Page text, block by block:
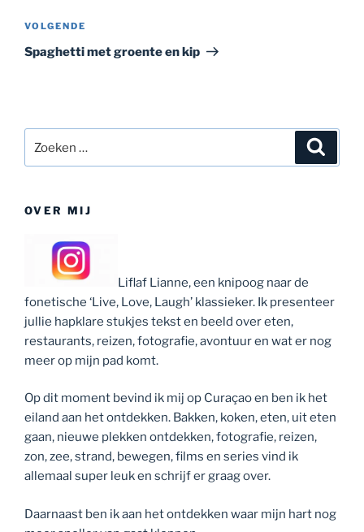
Volgend
bericht
VOLGENDE
Spaghetti met groente en kip
naar:
OVER MIJ
Liflaf Lianne, een knipoog naar de
fonetische ‘Live, Love, Laugh’ klassieker. Ik presenteer
jullie hapklare stukjes tekst en beeld over eten,
restaurants, reizen, fotografie, avontuur en wat er nog
meer op mijn pad komt.
Op dit moment bevind ik mij op Curaçao en ben ik het
eiland aan het ontdekken. Bakken, koken, eten, uit eten
gaan, nieuwe plekken ontdekken, fotografie, reizen,
zon, zee, strand, bewegen, films en series vind ik
allemaal super leuk en schrijf er graag over.
Daarnaast ben ik aan het ontdekken waar mijn hart nog